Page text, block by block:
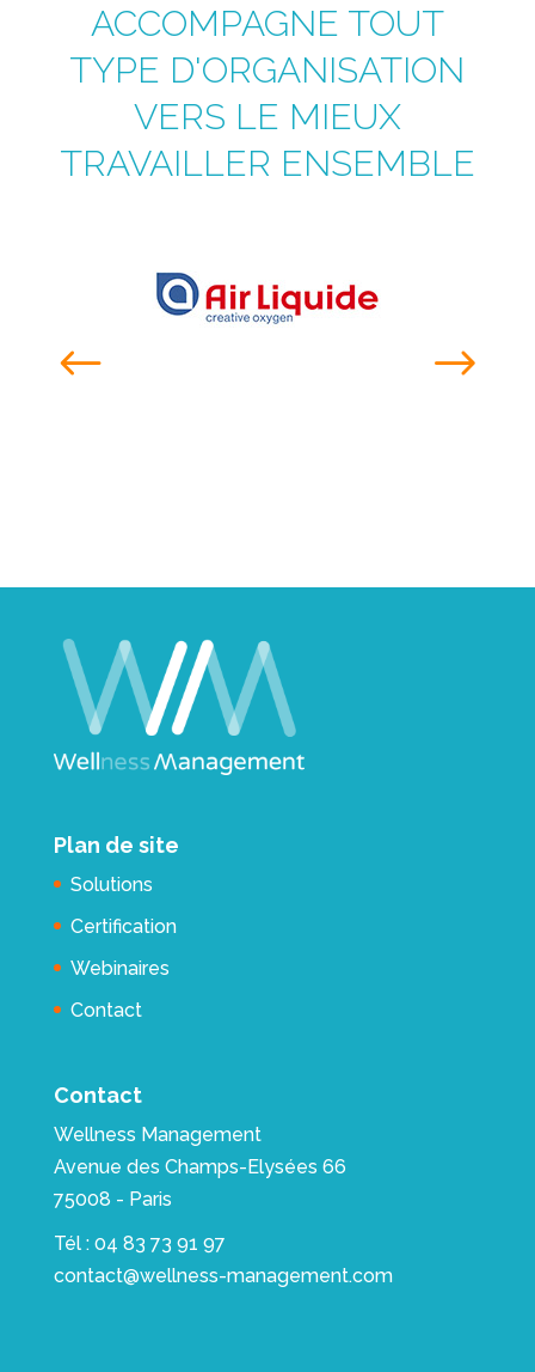
ACCOMPAGNE TOUT
TYPE D'ORGANISATION
VERS LE MIEUX
TRAVAILLER ENSEMBLE
Plan de site
Solutions
Certification
Webinaires
Contact
Contact
Wellness Management
Avenue des Champs-Elysées 66
75008 - Paris
Tél : 04 83 73 91 97
contact@wellness-management.com